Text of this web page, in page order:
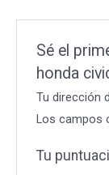
Sé el
honda
Tu dirección
Los campos
Tu